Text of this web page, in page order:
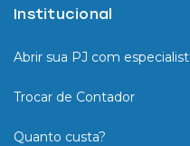
Institucional
Abrir sua PJ com
Trocar de Contador
Quanto custa?